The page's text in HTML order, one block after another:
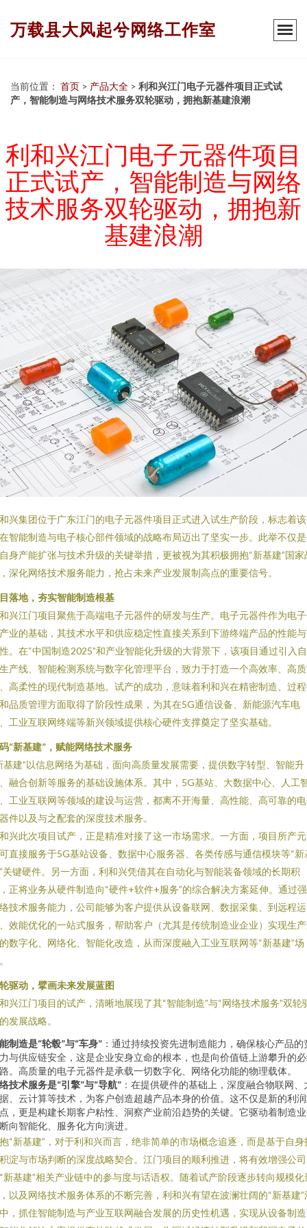
万载县大风起兮网络工作室
当前位置： 首页 > 产品大全 > 利和兴江门电子元器件项目正式试
产，智能制造与网络技术服务双轮驱动，拥抱新基建浪潮
利和兴江门电子元器件项目
正式试产，智能制造与网络
技术服务双轮驱动，拥抱新
基建浪潮
兴集团位于广东江门的电子元器件项目正式进入试生产阶段，标志着
智能制造与电子核心部件领域的战略布局迈出了坚实一步。此举不仅
身产能扩张与技术升级的关键举措，更被视为其积极拥抱“新基建”国家
深化网络技术服务能力，抢占未来产业发展制高点的重要信号。
落地，夯实智能制造根基
兴江门项目聚焦于高端电子元器件的研发与生产。电子元器件作为电
业的基础，其技术水平和供应稳定性直接关系到下游终端产品的性能
。在“中国制造2025”和产业智能化升级的大背景下，该项目通过引入
产线、智能检测系统与数字化管理平台，致力于打造一个高效率、高质
高柔性的现代制造基地。试产的成功，意味着利和兴在精密制造、过
品质管理方面取得了阶段性成果，为其在5G通信设备、新能源汽车电
工业互联网终端等新兴领域提供核心硬件支撑奠定了坚实基础。
“新基建”，赋能网络技术服务
基建”以信息网络为基础，面向高质量发展需要，提供数字转型、智能升
融合创新等服务的基础设施体系。其中，5G基站、大数据中心、人工
工业互联网等领域的建设与运营，都离不开海量、高性能、高可靠的
件以及与之配套的深度技术服务。
兴此次项目试产，正是精准对接了这一市场需求。一方面，项目所产
直接服务于5G基站设备、数据中心服务器、各类传感与通信模块等“新
关键硬件。另一方面，利和兴凭借其在自动化与智能装备领域的长期积
正将业务从硬件制造向“硬件+软件+服务”的综合解决方案延伸。通过
技术服务能力，公司能够为客户提供从设备联网、数据采集、到远程运
效能优化的一站式服务，帮助客户（尤其是传统制造业企业）实现生
数字化、网络化、智能化改造，从而深度融入工业互联网等“新基建”场
驱动，擘画未来发展蓝图
兴江门项目的试产，清晰地展现了其“智能制造”与“网络技术服务”双轮
发展战略。
制造是“轮毂”与“车身” ：通过持续投资先进制造能力，确保核心产品的
与供应链安全，这是企业安身立命的根本，也是向价值链上游攀升的
。高质量的电子元器件是承载一切数字化、网络化功能的物理载体。
技术服务是“引擎”与“导航” ：在提供硬件的基础上，深度融合物联网、
、云计算等技术，为客户创造超越产品本身的价值。这不仅是新的利
，更是构建长期客户粘性、洞察产业前沿趋势的关键。它驱动着制造
向智能化、服务化方向演进。
“新基建”，对于利和兴而言，绝非简单的市场概念追逐，而是基于自身
淀与市场判断的深度战略契合。江门项目的顺利推进，将有效增强公司
新基建”相关产业链中的参与度与话语权。随着试产阶段逐步转向规模化
以及网络技术服务体系的不断完善，利和兴有望在波澜壮阔的“新基建”
，抓住智能制造与产业互联网融合发展的历史性机遇，实现从设备制